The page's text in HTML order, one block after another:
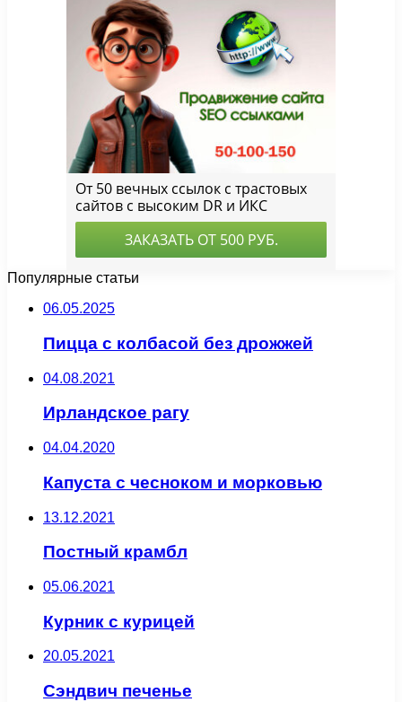
Популярные статьи
06.05.2025
Пицца с колбасой без дрожжей
04.08.2021
Ирландское рагу
04.04.2020
Капуста с чесноком и морковью
13.12.2021
Постный крамбл
05.06.2021
Курник с курицей
20.05.2021
Сэндвич печенье